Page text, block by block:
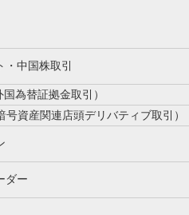
中国株取引
為替証拠金取引）
号資産関連店頭デリバティブ取引）
ダー